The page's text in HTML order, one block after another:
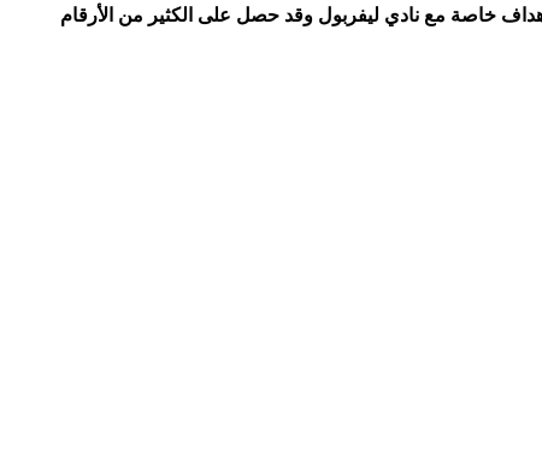
خاصة مع نادي ليفربول وقد حصل على الكثير من الأرقام